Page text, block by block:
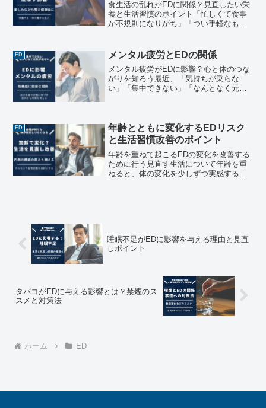
食生活の乱れがEDに関係？見直したい栄
養と生活習慣のポイント「忙しくて食事
が不規則になりがち」「つい手軽なもの
や家事、趣味などに追われるあまり、バ
ランスの取れた食事を...
ED メンタル疲労とEDの関係
メンタル疲労がEDに影響？心と体のつな
がりを知ろう最近、「気持ちが乗らな
い」「集中できない」「なんとなく元気
影響を及ぼすことがあります...
ED
年齢とともに変化するEDリスク
と生活習慣改善のポイント
年齢を重ねて起こるEDの変化を改善する
ために行う見直す生活について年齢を重
ねると、体の変化を少しずつ実感するよ
睡眠不足がEDに影響を与える理由と見直
しポイント
タバコがEDに与える影響とは？禁煙のス
スメと対策法
ホーム ED